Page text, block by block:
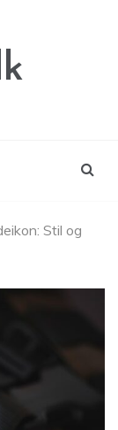
Stil og